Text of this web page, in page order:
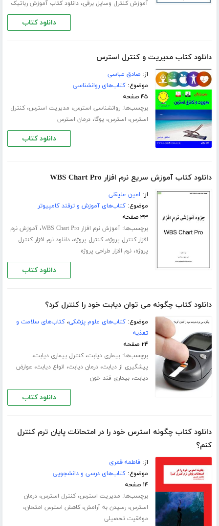
آموزش کنترل وسایل برقی،دانلود کتاب آموزش رباتیک
دانلود کتاب
دانلود کتاب مدیریت و کنترل استرس
از:صادق عباسی
موضوع:کتاب‌های روانشناسی
۴۵ صفحه
برچسب‌ها:روانشناسی استرس، مدیریت استرس،کنترل
استرس، استرس، یوگا،درمان استرس
دانلود کتاب
دانلود کتاب آموزش سریع نرم افزار WBS Chart Pro
از: امین علیقلی
موضوع:کتاب‌های آموزش و ترفند کامپیوتر
۳۳ صفحه
برچسب‌ها:آموزش نرم افزار WBS Chart Pro ،آموزش نرم
افزار کنترل پروژه،کنترل پروژه،دانلود نرم افزار کنترل
پروژه،نرم افزار طراحی پروژه
دانلود کتاب
دانلود کتاب چگونه می توان دیابت خود را کنترل کرد؟
موضوع:کتاب‌های علوم پزشکی،کتاب‌های سلامت و
تغذیه
۲۴ صفحه
برچسب‌ها:بیماری دیابت،کنترل بیماری دیابت،
پیشگیری از دیابت،درمان دیابت، انواع دیابت، عوارض
دیابت،بیماری قند خون
دانلود کتاب
دانلود کتاب چگونه استرس خود را در امتحانات پایان ترم کنترل
کنم؟
از:فاطمه قمری
موضوع:کتاب‌های درسی و دانشجویی
۱۴ صفحه
برچسب‌ها: مدیریت استرس،کنترل استرس،درمان
استرس،رسیدن به آرامش،کاهش استرس امتحان،
موفقیت تحصیلی